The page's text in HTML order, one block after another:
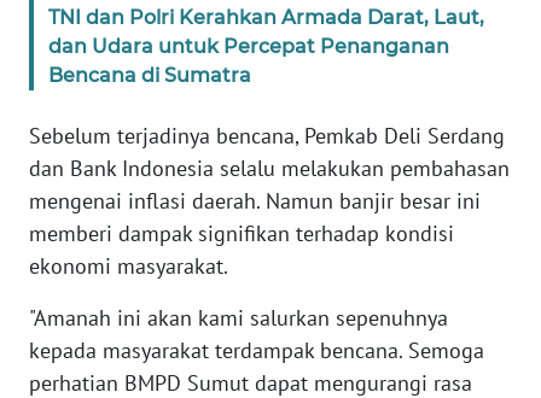
TNI dan Polri Kerahkan Armada Darat, Laut,
dan Udara untuk Percepat Penanganan
Bencana di Sumatra
Sebelum terjadinya bencana, Pemkab Deli Serdang
dan Bank Indonesia selalu melakukan pembahasan
mengenai inflasi daerah. Namun banjir besar ini
memberi dampak signifikan terhadap kondisi
ekonomi masyarakat.
"Amanah ini akan kami salurkan sepenuhnya
kepada masyarakat terdampak bencana. Semoga
perhatian BMPD Sumut dapat mengurangi rasa
JATENG
NUSANTARA
WN
JOGJA
WN
JATIM